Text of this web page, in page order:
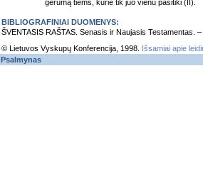
gerumą tiems, kurie tik juo vienu pasitiki (II).
BIBLIOGRAFINIAI DUOMENYS:
ŠVENTASIS RAŠTAS. Senasis ir Naujasis Testamentas.
© Lietuvos Vyskupų Konferencija, 1998.
Išsamiai apie
Psalmynas